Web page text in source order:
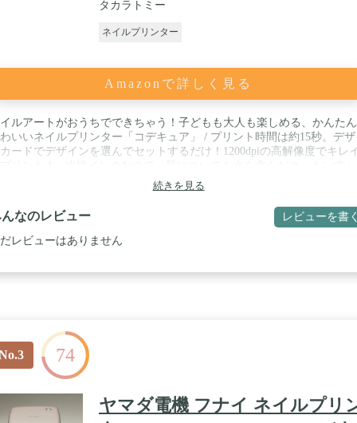
タカラトミー
ネイルプリンター
Amazonで詳しく見る
ルアートがおうちでできちゃう！子どもも大人も楽しめる、かんたん
いいネイルプリンター「コデキュア」 / プリント時間は約15秒。デザ
ードでデザインを選んでセットするだけ！1200dpiの高解像度でキレ
だけ！ / 毎週違うデザインが楽しめる、120種のデザインを収録。 /
イルデザインBOOK」で1年間(54週分)、コデキュアを使ったネイルコ
ご紹介！
続きを見る
なのレビュー レビューを書く
レビューはありません
74
ヤマダ電機 フナイ ネイルプリ